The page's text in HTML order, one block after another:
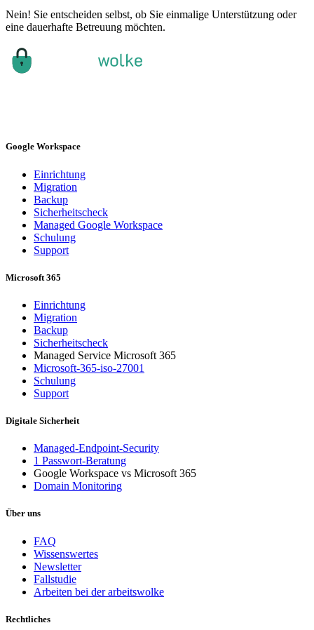
Nein! Sie entscheiden selbst, ob Sie einmalige Unterstützung oder
eine dauerhafte Betreuung möchten.
Google Workspace
Einrichtung
Migration
Backup
Sicherheitscheck
Managed Google Workspace
Schulung
Support
Microsoft 365
Einrichtung
Migration
Backup
Sicherheitscheck
Managed Service Microsoft 365
Microsoft-365-iso-27001
Schulung
Support
Digitale Sicherheit
Managed-Endpoint-Security
1 Passwort-Beratung
Google Workspace vs Microsoft 365
Domain Monitoring
Über uns
FAQ
Wissenswertes
Newsletter
Fallstudie
Arbeiten bei der arbeitswolke
Rechtliches